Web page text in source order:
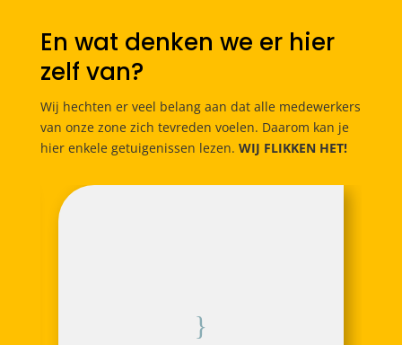
En wat denken we er hier
zelf van?
Wij hechten er veel belang aan dat alle medewerkers
van onze zone zich tevreden voelen. Daarom kan je
hier enkele getuigenissen lezen. WIJ FLIKKEN HET!
{